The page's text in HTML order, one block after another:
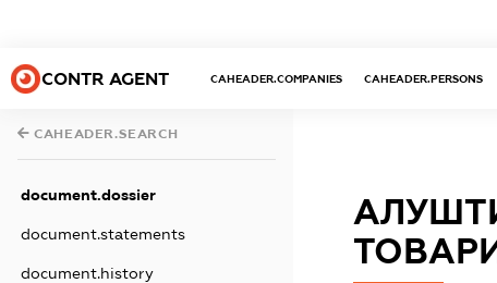
CONTR AGENT CAHEADER.COMPANIES CAHEADER.PERSONS
CAHEADER.SEARCH
document.dossier
document.statements
document.history